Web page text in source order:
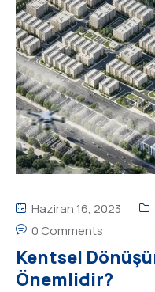
Haziran 16, 2023
0 Comments
Kentsel
Önemlidir?